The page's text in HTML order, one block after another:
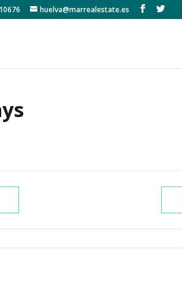
huelva@marrealestate.es